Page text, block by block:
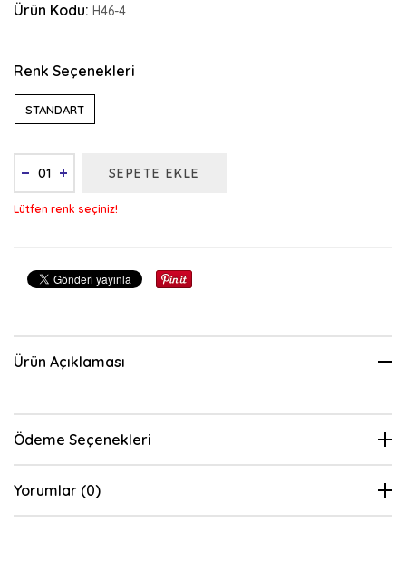
Ürün Kodu: H46-4
Renk Seçenekleri
STANDART
SEPETE EKLE
Lütfen renk seçiniz!
Ürün Açıklaması
Ödeme Seçenekleri
Yorumlar (0)